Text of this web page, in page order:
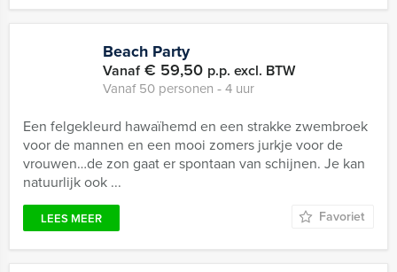
Beach Party
Vanaf€ 59,50 p.p. excl. BTW
Vanaf 50 personen ‐ 4 uur
Een felgekleurd hawaïhemd en een strakke zwembroek
voor de mannen en een mooi zomers jurkje voor de
vrouwen…de zon gaat er spontaan van schijnen. Je kan
natuurlijk ook ...
LEES MEER Favoriet